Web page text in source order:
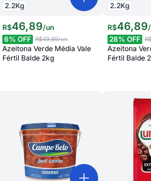
2.2Kg
R$46,89/un
6% OFF R$49,89/un
Azeitona Verde Média Vale
Fértil Balde 2kg
2.2Kg
R$46,89/
28% OFF
Azeitona
Fértil Balde